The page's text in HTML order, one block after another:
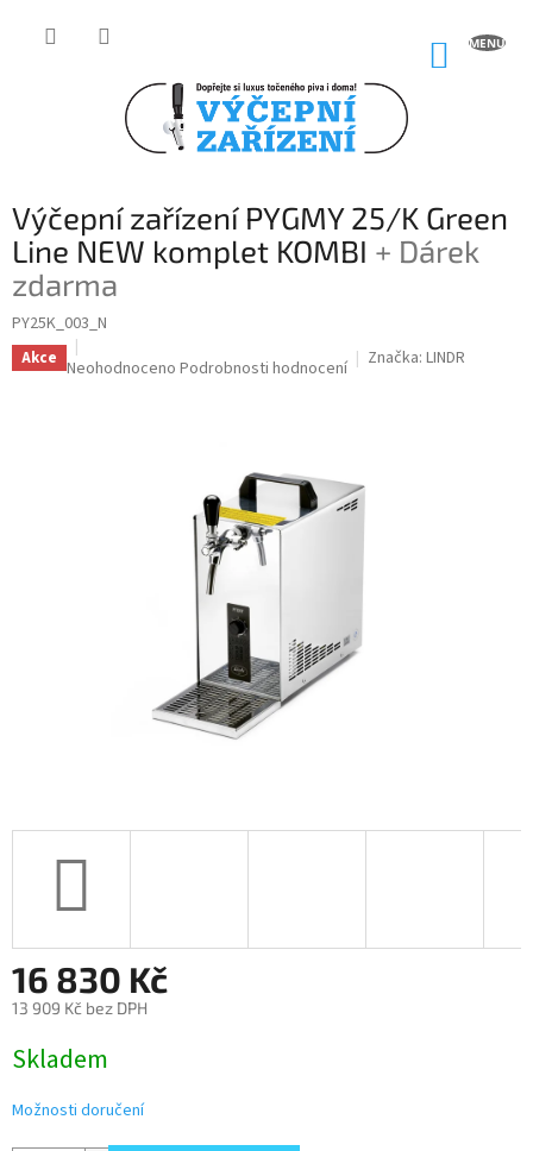
Výčepní zařízení PYGMY 25/K Green
Line NEW komplet KOMBI + Dárek
zdarma
PY25K_003_N
Akce Průměrné
Neohodnoceno Podrobnosti hodnocení Značka: LINDR
16 830 Kč
13 909 Kč bez DPH
cena:
Skladem
Možnosti doručení